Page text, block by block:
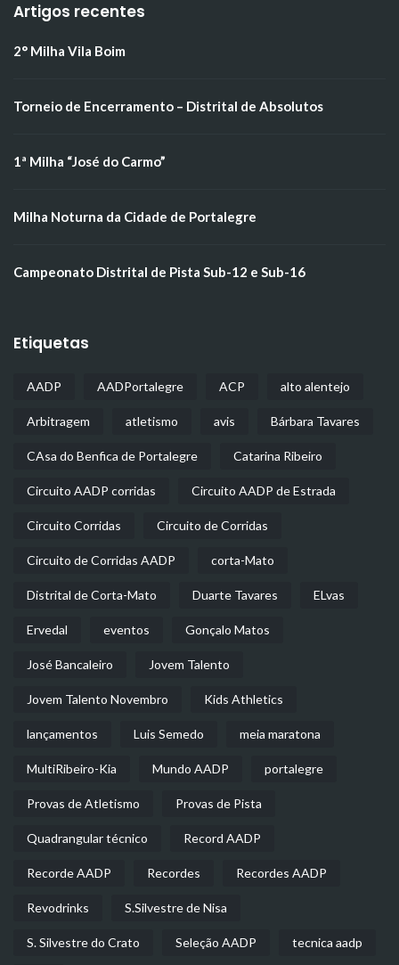
Artigos recentes
2° Milha Vila Boim
Torneio de Encerramento – Distrital de Absolutos
1ª Milha “José do Carmo”
Milha Noturna da Cidade de Portalegre
Campeonato Distrital de Pista Sub-12 e Sub-16
Etiquetas
AADP AADPortalegre ACP alto alentejo
Arbitragem atletismo avis Bárbara Tavares
CAsa do Benfica de Portalegre Catarina Ribeiro
Circuito AADP corridas Circuito AADP de Estrada
Circuito Corridas Circuito de Corridas
Circuito de Corridas AADP corta-Mato
Distrital de Corta-Mato Duarte Tavares ELvas
Ervedal eventos Gonçalo Matos
José Bancaleiro Jovem Talento
Jovem Talento Novembro Kids Athletics
lançamentos Luis Semedo meia maratona
MultiRibeiro-Kia Mundo AADP portalegre
Provas de Atletismo Provas de Pista
Quadrangular técnico Record AADP
Recorde AADP Recordes Recordes AADP
Revodrinks S.Silvestre de Nisa
S. Silvestre do Crato Seleção AADP tecnica aadp